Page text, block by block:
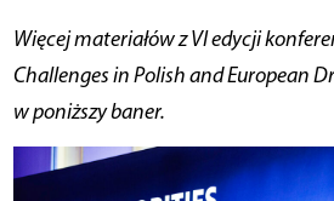
Więcej materiałów z VI edycji
Challenges in Polish and European
w poniższy baner.